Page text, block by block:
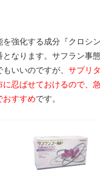
を強化する成分『クロシ
となります。サフラン事
いいのですが、 サプリ
に忍ばせておけるので、
おすすめです。